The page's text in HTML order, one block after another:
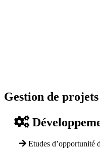
Gestion de projets
Etudes d’opportunité